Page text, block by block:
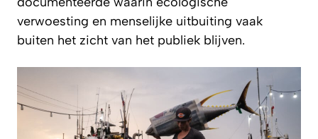
verwoesting en menselijke uitbuiting vaak
buiten het zicht van het publiek blijven.